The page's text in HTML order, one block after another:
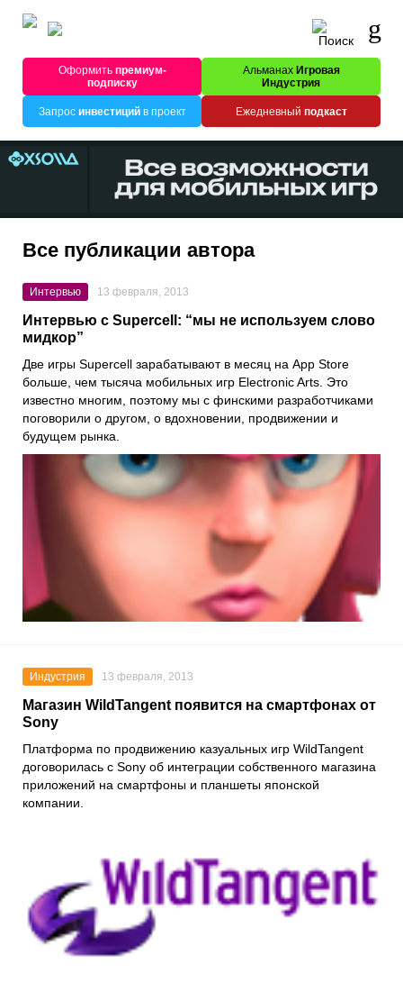
Оформитьпремиум-
подписку
Альманах Игровая
Индустрия
Запрос инвестицийв проект Ежедневный подкаст
Все публикации автора
Интервью 13 февраля, 2013
Интервью с Supercell: “мы не используем слово
мидкор”
Две игры Supercell зарабатывают в месяц на App Store
больше, чем тысяча мобильных игр Electronic Arts. Это
известно многим, поэтому мы с финскими разработчиками
поговорили о другом, о вдохновении, продвижении и
будущем рынка.
Индустрия 13 февраля, 2013
Магазин WildTangent появится на смартфонах от
Sony
Платформа по продвижению казуальных игр WildTangent
договорилась с Sony об интеграции собственного магазина
приложений на смартфоны и планшеты японской
компании.